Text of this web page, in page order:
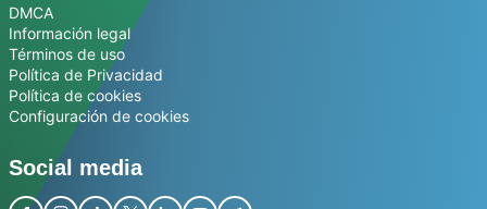
DMCA
Información legal
Términos de uso
Política de Privacidad
Política de cookies
Configuración de cookies
Social media